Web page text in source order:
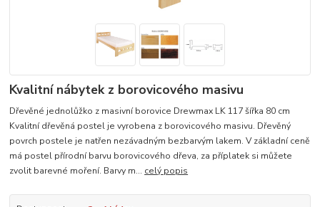
Kvalitní nábytek z borovicového masivu
Dřevěné jednolůžko z masivní borovice Drewmax LK 117 šířka 80 cm
Kvalitní dřevěná postel je vyrobena z borovicového masivu. Dřevěný
povrch postele je natřen nezávadným bezbarvým lakem. V základní ceně
má postel přírodní barvu borovicového dřeva, za příplatek si můžete
zvolit barevné moření. Barvy m... celý popis